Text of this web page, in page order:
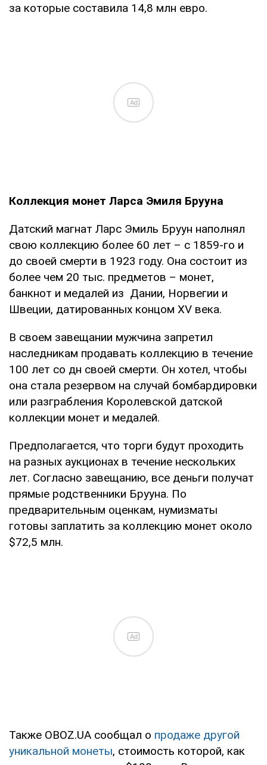
за которые составила 14,8 млн евро.
Ad
Коллекция монет Ларса Эмиля Брууна
Датский магнат Ларс Эмиль Бруун наполнял
свою коллекцию более 60 лет – с 1859-го и
до своей смерти в 1923 году. Она состоит из
более чем 20 тыс. предметов – монет,
банкнот и медалей из Дании, Норвегии и
Швеции, датированных концом XV ​​века.
В своем завещании мужчина запретил
наследникам продавать коллекцию в течение
100 лет со дн своей смерти. Он хотел, чтобы
она стала резервом на случай бомбардировки
или разграбления Королевской датской
коллекции монет и медалей.
Предполагается, что торги будут проходить
на разных аукционах в течение нескольких
лет. Согласно завещанию, все деньги получат
прямые родственники Брууна. По
предварительным оценкам, нумизматы
готовы заплатить за коллекцию монет около
$72,5 млн.
Ad
Также OBOZ.UA сообщал о продаже другой
уникальной монеты, стоимость которой, как